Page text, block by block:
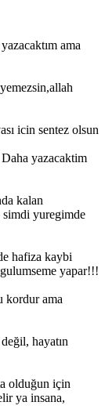
ama
icin sentez olsun
yazacaktim
kalan
simdi yuregimde
hafiza kaybi
yapar!!!
kordur ama
hayatın
olduğun için
ya insana,